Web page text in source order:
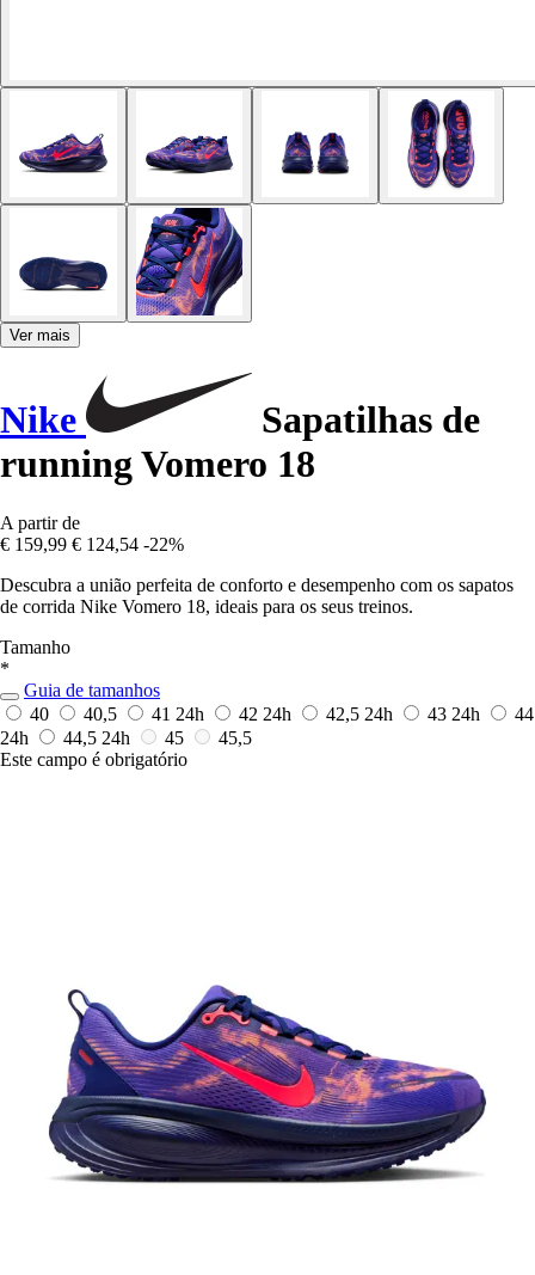
Ver mais
Nike
Sapatilhas de
running Vomero 18
A partir de
€ 159,99 € 124,54 -22%
Descubra a união perfeita de conforto e desempenho com os sapatos
de corrida Nike Vomero 18, ideais para os seus treinos.
Tamanho
*
Guia de tamanhos
40
40,5 41 24h 42 24h 42,5 24h 43 24h
44
24h
44,5 24h 45
45,5
Este campo é obrigatório